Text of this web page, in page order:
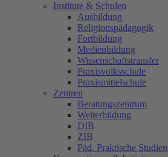
Institute & Schulen
Ausbildung
Religionspädagogik
Fortbildung
Medienbildung
Wissenschaftstransfer
Praxisvolksschule
Praxismittelschule
Zentren
Beratungszentrum
Weiterbildung
DIB
ZIB
Päd. Praktische Studien